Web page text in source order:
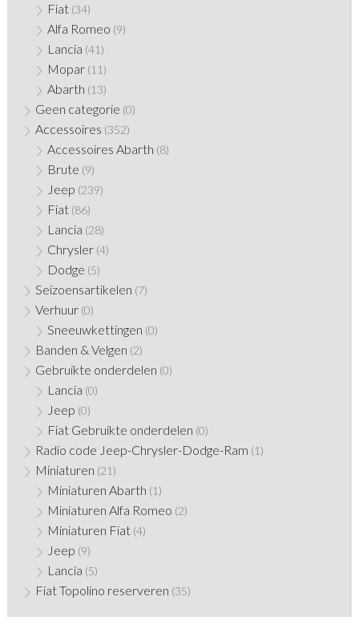
Fiat (34)
Alfa Romeo (9)
Lancia (41)
Mopar (11)
Abarth (13)
Geen categorie (0)
Accessoires (352)
Accessoires Abarth (8)
Brute (9)
Jeep (239)
Fiat (86)
Lancia (28)
Chrysler (4)
Dodge (5)
Seizoensartikelen (7)
Verhuur (0)
Sneeuwkettingen (0)
Banden & Velgen (2)
Gebruikte onderdelen (0)
Lancia (0)
Jeep (0)
Fiat Gebruikte onderdelen (0)
Radio code Jeep-Chrysler-Dodge-Ram (1)
Miniaturen (21)
Miniaturen Abarth (1)
Miniaturen Alfa Romeo (2)
Miniaturen Fiat (4)
Jeep (9)
Lancia (5)
Fiat Topolino reserveren (35)